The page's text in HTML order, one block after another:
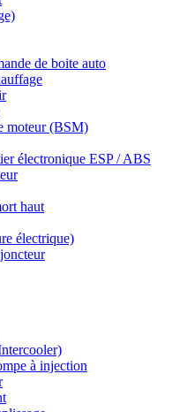
de boite auto
moteur (BSM)
électronique ESP / ABS
haut
électrique)
à injection